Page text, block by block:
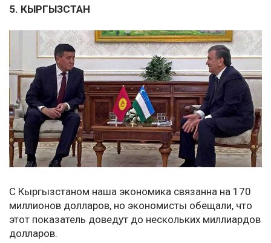
5. КЫРГЫЗСТАН
С Кыргызстаном наша экономика связанна на 170
миллионов долларов, но экономисты обещали, что
этот показатель доведут до нескольких миллиардов
долларов.